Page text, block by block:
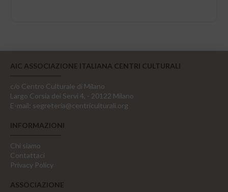
AIC ASSOCIAZIONE ITALIANA CENTRI CULTURALI
c/o Centro Culturale di Milano
Largo Corsia dei Servi 4, - 20122 Milano
E-mail: segreteria@centriculturali.org
INFORMAZIONI
Chi siamo
Contattaci
Privacy Policy
ASSOCIAZIONE